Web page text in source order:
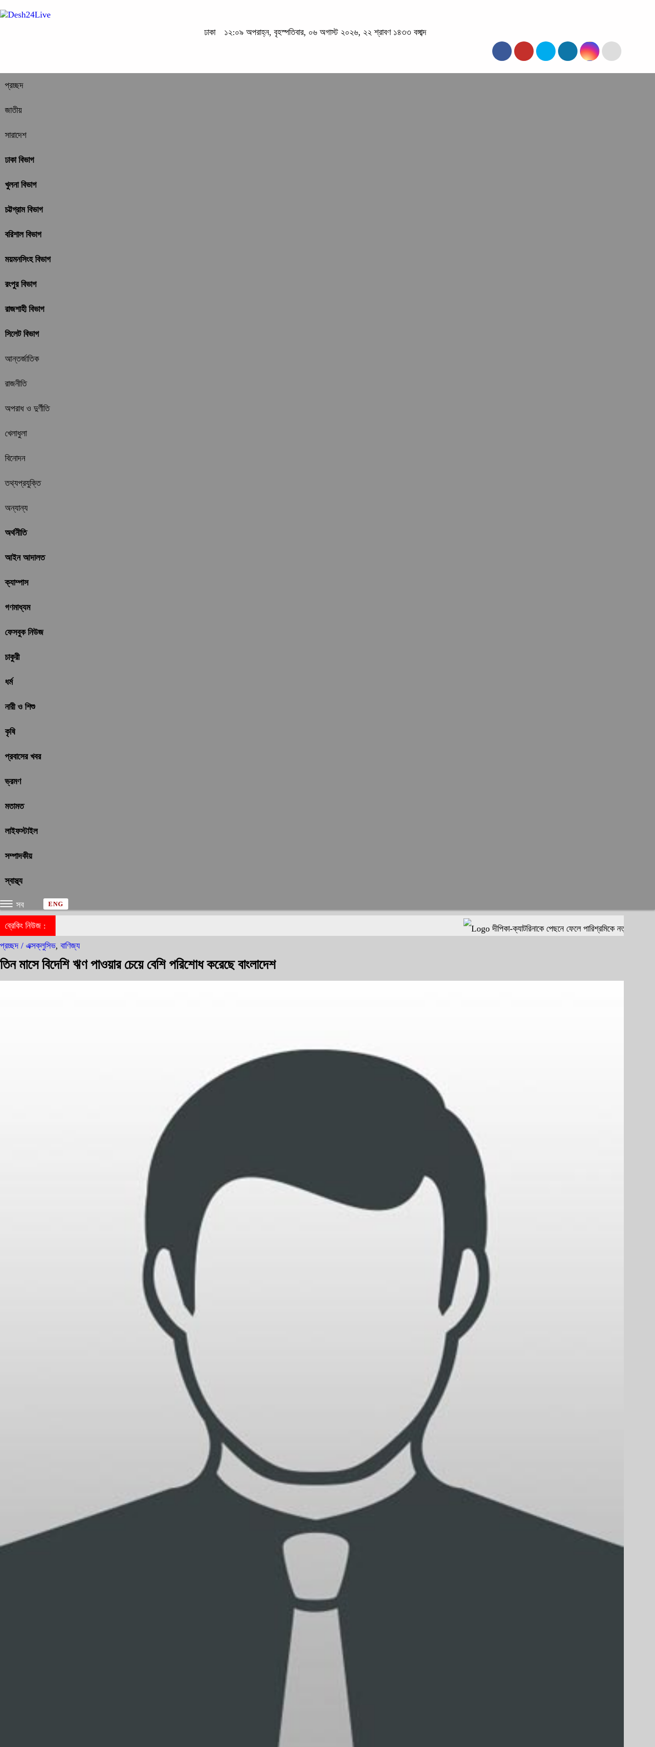
ঢাকা ১২:০৯ অপরাহ্ন, বৃহস্পতিবার, ০৬ অগাস্ট ২০২৬, ২২ শ্রাবণ ১৪৩৩ বঙ্গাব্দ
প্রচ্ছদ
জাতীয়
সারাদেশ
ঢাকা বিভাগ
খুলনা বিভাগ
চট্টগ্রাম বিভাগ
বরিশাল বিভাগ
ময়মনসিংহ বিভাগ
রংপুর বিভাগ
রাজশাহী বিভাগ
সিলেট বিভাগ
আন্তর্জাতিক
রাজনীতি
অপরাধ ও দুর্ণীতি
খেলাধুলা
বিনোদন
তথ্যপ্রযুক্তি
অন্যান্য
অর্থনীতি
আইন আদালত
ক্যাম্পাস
গণমাধ্যম
ফেসবুক নিউজ
চাকুরী
ধর্ম
নারী ও শিশু
কৃষি
প্রবাসের খবর
ভ্রমণ
মতামত
লাইফস্টাইল
সম্পাদকীয়
স্বাস্থ্য
সব ENG
ব্রেকিং নিউজ :
দীপিকা-ক্যাটরিনাকে পেছনে ফেলে পারিশ্রমিকে নতুন মাইলফলক
প্রচ্ছদ / এক্সক্লুসিভ, বাণিজ্য
তিন মাসে বিদেশি ঋণ পাওয়ার চেয়ে বেশি পরিশোধ করেছে বাংলাদেশ